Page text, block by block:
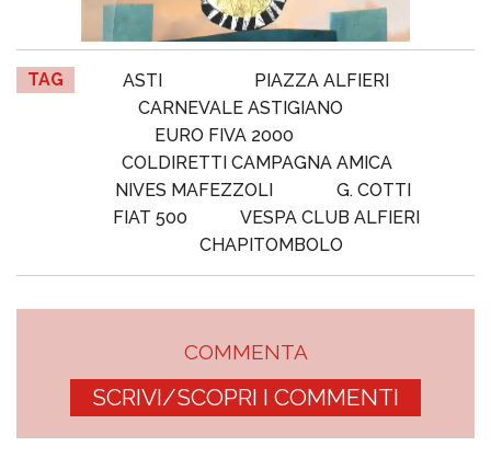
TAG ASTI
PIAZZA ALFIERI
CARNEVALE ASTIGIANO
EURO FIVA 2000
COLDIRETTI CAMPAGNA AMICA
NIVES MAFEZZOLI
G. COTTI
FIAT 500
VESPA CLUB ALFIERI
CHAPITOMBOLO
COMMENTA
SCRIVI/SCOPRI I COMMENTI